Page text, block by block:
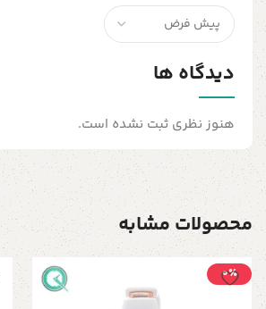
دیدگاه ها
هنوز نظری ثبت نشده است.
محصولات مشابه
0٪